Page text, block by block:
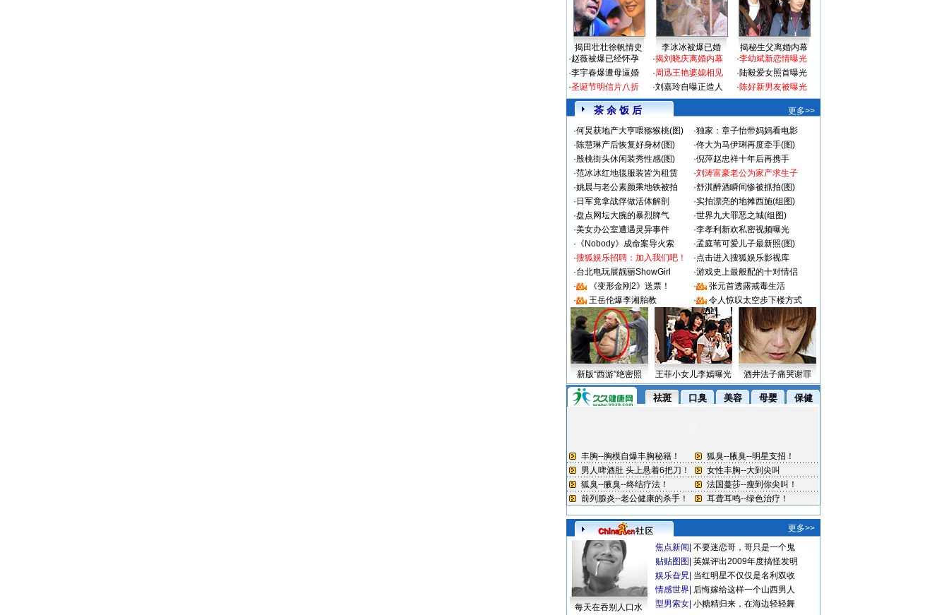
揭田壮壮徐帆情史 李冰冰被爆已婚
揭秘生父离婚内幕
·赵薇被爆已经怀孕
·李宇春爆遭母逼婚
·圣诞节明信片八折
·揭刘晓庆离婚内幕
·周迅王艳婆媳相见
·刘嘉玲自曝正造人
·李幼斌新恋情曝光
·陆毅爱女照首曝光
·陈好新男友被曝光
茶 余 饭 后
更多>>
·何炅获地产大亨喂猕猴桃(图) ·独家：章子怡带妈妈看电影
·陈慧琳产后恢复好身材(图) ·佟大为马伊琍再度牵手(图)
·殷桃街头休闲装秀性感(图) ·倪萍赵忠祥十年后再携手
·范冰冰红地毯服装皆为租赁 ·刘涛富豪老公为家产求生子
·姚晨与老公素颜乘地铁被拍 ·舒淇醉酒瞬间惨被抓拍(图)
· 日军竟拿战俘做活体解剖 ·实拍漂亮的地摊西施(组图)
·盘点网坛大腕的暴烈脾气 ·世界九大罪恶之城(组图)
·美女办公室遭遇灵异事件 ·李孝利新欢私密视频曝光
· 《Nobody》成命案导火索 ·孟庭苇可爱儿子最新照(图)
·搜狐娱乐招聘：加入我们吧！ ·点击进入搜狐娱乐影视库
·台北电玩展靓丽ShowGirl ·游戏史上最般配的十对情侣
·
《变形金刚2》送票！ ·
张元首透露戒毒生活
·
王岳伦爆李湘胎教 · 令人惊叹太空步下楼方式
新版“西游”绝密照 王菲小女儿李嫣曝光 酒井法子痛哭谢罪
更多>>
每天在吞别人口水
焦点新闻 不要迷恋哥，哥只是一个鬼
贴贴图图 英媒评出2009年度搞怪发明
娱乐旮旯 当红明星不仅仅是名利双收
情感世界 后悔嫁给这样一个山西男人
型男索女 小糖精归来，在海边轻轻舞